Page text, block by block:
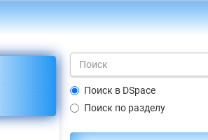
Поиск в DSpace
Поиск по разделу